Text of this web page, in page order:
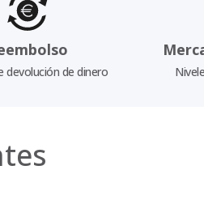
devolución de dinero